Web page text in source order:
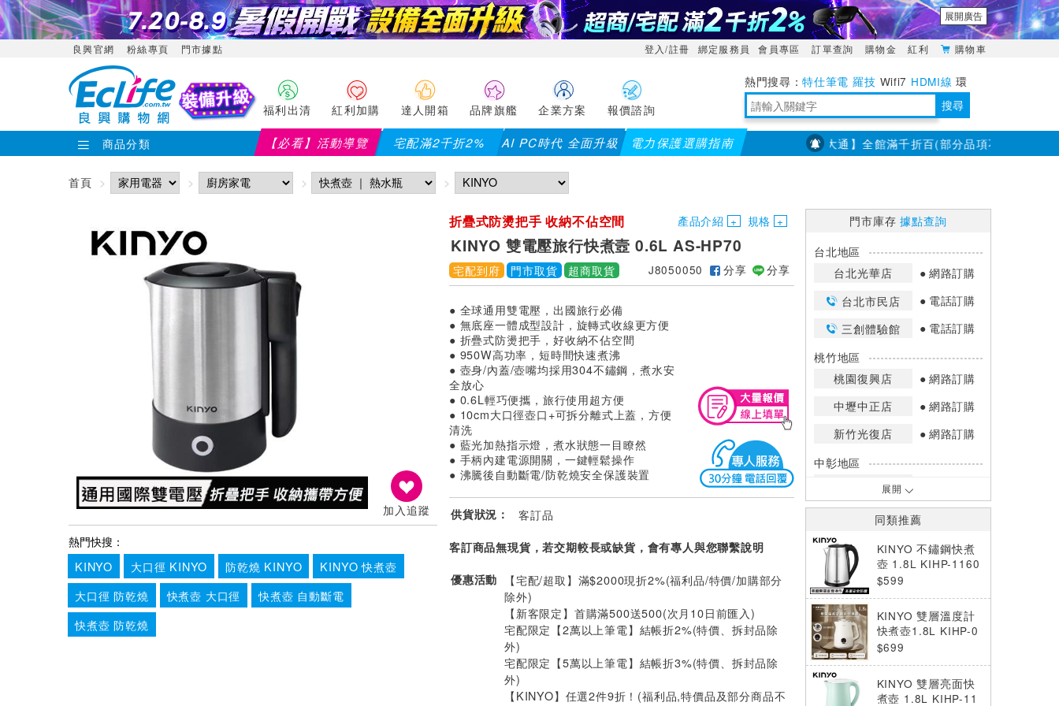
展開廣告
良興官網 粉絲專頁 門市據點 登入/註冊 綁定服務員 會員專區 訂單查詢 購物金 紅利 購物車
福利出清 紅利加購 達人開箱 品牌旗艦 企業方案 報價諮詢
特仕筆電 羅技 Wifi7 HDMI線 環
境量測 明緯POWER 搜尋
商品分類 【必看】活動導覽 宅配滿2千折2% AI PC時代 全面升級 電力保護選購指南 【PX大通】全館滿千折百(部分品項不適用，滿2千折
首頁
加入追蹤
熱門快搜：
KINYO
大口徑 KINYO 防乾燒 KINYO
KINYO 快煮壺
大口徑 防乾燒
快煮壺 大口徑
快煮壺 自動斷電
快煮壺 防乾燒
折疊式防燙把手 收納不佔空間 產品介紹 規格
KINYO 雙電壓旅行快煮壼 0.6L AS-HP70
宅配到府 門市取貨 超商取貨 J8050050 分享 分享
● 全球通用雙電壓，出國旅行必備
● 無底座一體成型設計，旋轉式收線更方便
● 折疊式防燙把手，好收納不佔空間
● 950W高功率，短時間快速煮沸
● 壺身/內蓋/壺嘴均採用304不鏽鋼，煮水安
全放心
● 0.6L輕巧便攜，旅行使用超方便
● 10cm大口徑壺口+可拆分離式上蓋，方便
清洗
● 藍光加熱指示燈，煮水狀態一目瞭然
● 手柄內建電源開關，一鍵輕鬆操作
● 沸騰後自動斷電/防乾燒安全保護裝置
供貨狀況： 客訂品
客訂商品無現貨，若交期較長或缺貨，會有專人與您聯繫說明
優惠活動
【宅配/超取】滿$2000現折2%(福利品/特價/加購部分
除外)
【新客限定】首購滿500送500(次月10日前匯入)
宅配限定【2萬以上筆電】結帳折2%(特價、拆封品除
外)
宅配限定【5萬以上筆電】結帳折3%(特價、拆封品除
外)
【KINYO】任選2件9折！(福利品,特價品及部分商品不
門市庫存據點查詢
台北地區
台北光華店
網路訂購
台北市民店
電話訂購
三創體驗館
電話訂購
桃竹地區
桃園復興店
網路訂購
中壢中正店
網路訂購
新竹光復店
網路訂購
中彰地區
台中英才店
嘉南地區
高雄中華店
高雄鳳山店
網路訂購
*庫存數量：網路訂購(0)、少量庫存
(1~2)、現貨充足(3以上)。
*門市庫存以店內實際數量為準，可使
用專人服務或撥打門市電話洽詢。
展開
同類推薦
KINYO 不鏽鋼快煮
壺 1.8L KIHP-1160
$599
KINYO 雙層溫度計
快煮壺1.8L KIHP-0
901
$699
KINYO 雙層亮面快
煮壺 1.8L KIHP-11